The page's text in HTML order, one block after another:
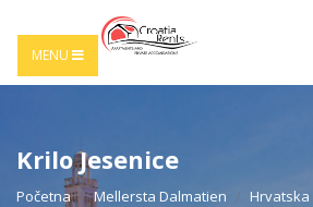
MENU
Krilo Jesenice
Početna Mellersta Dalmatien Hrvatska